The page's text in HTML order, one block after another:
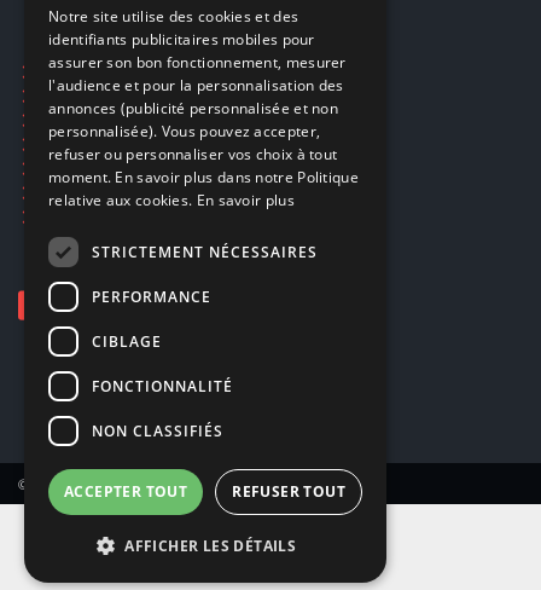
Ecogaming
Expédition & retours
Confidentialité
Conditions générales
EA Sport UFC 6
Call of Duty: Modern Warfare 4
Rachat et revente de jeux en cash
© Copyright 2026 Smartoys SA – Tous droits réservés.
ENGLISH
Notre site utilise des cookies et des
identifiants publicitaires mobiles pour
assurer son bon fonctionnement, mesurer
l'audience et pour la personnalisation des
annonces (publicité personnalisée et non
personnalisée). Vous pouvez accepter,
refuser ou personnaliser vos choix à tout
moment. En savoir plus dans notre Politique
relative aux cookies. En savoir plus
STRICTEMENT NÉCESSAIRES
PERFORMANCE
CIBLAGE
FONCTIONNALITÉ
NON CLASSIFIÉS
ACCEPTER TOUT REFUSER TOUT
AFFICHER LES DÉTAILS